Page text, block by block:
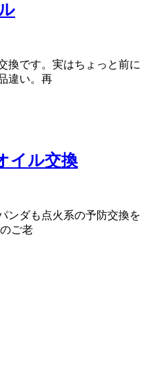
換です。実はちょっと前に
違い。再
イル交換
ンダも点火系の予防交換を
ご老